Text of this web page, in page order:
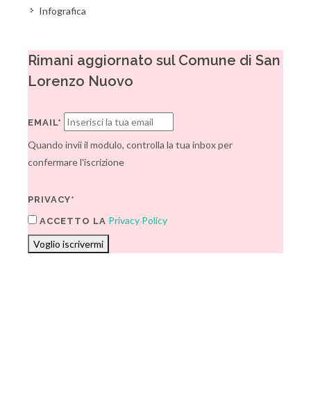
Infografica
Rimani aggiornato sul Comune di San
Lorenzo Nuovo
EMAIL*
Quando invii il modulo, controlla la tua inbox per
confermare l'iscrizione
PRIVACY*
ACCETTO LA Privacy Policy
Voglio iscrivermi